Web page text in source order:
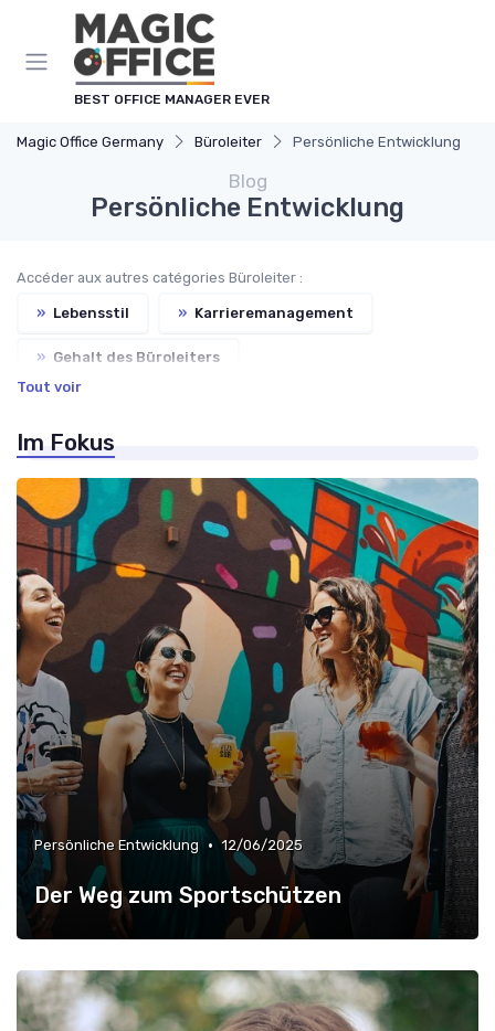
BEST OFFICE MANAGER EVER
Magic Office Germany Büroleiter Persönliche Entwicklung
Blog
Persönliche Entwicklung
Accéder aux autres catégories Büroleiter :
» Lebensstil » Karrieremanagement
» Gehalt des Büroleiters
» Rekrutierung von Büroleitern
Tout voir
Im Fokus
Persönliche Entwicklung • 12/06/2025
Der Weg zum Sportschützen
Cookie-Einstellungen